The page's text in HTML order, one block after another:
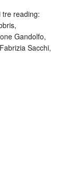
tre reading:
Gandolfo,
Sacchi,